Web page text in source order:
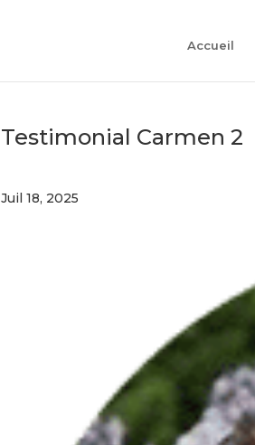
Accueil
Testimonial Carmen 2
Juil 18, 2025